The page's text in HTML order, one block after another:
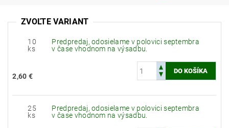
ZVOĽTE VARIANT
10
ks
Predpredaj, odosielame v polovici septembra
v čase vhodnom na výsadbu.
2,60 €
25
ks
Predpredaj, odosielame v polovici septembra
v čase vhodnom na výsadbu.